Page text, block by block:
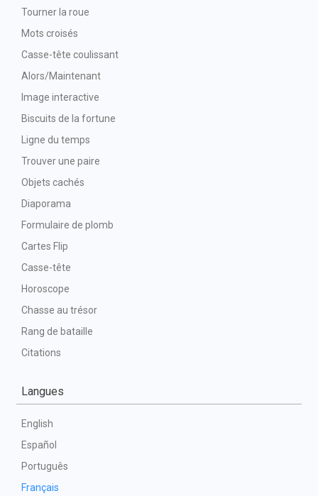
Tourner la roue
Mots croisés
Casse-tête coulissant
Alors/Maintenant
Image interactive
Biscuits de la fortune
Ligne du temps
Trouver une paire
Objets cachés
Diaporama
Formulaire de plomb
Cartes Flip
Casse-tête
Horoscope
Chasse au trésor
Rang de bataille
Citations
Langues
English
Español
Português
Français